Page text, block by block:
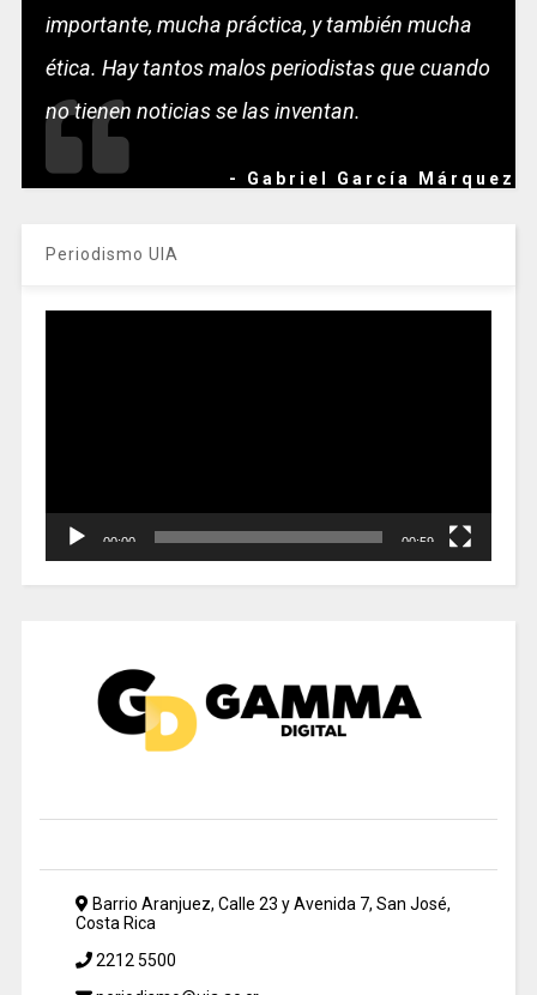
importante, mucha práctica, y también mucha
ética. Hay tantos malos periodistas que cuando
no tienen noticias se las inventan.
- Gabriel García Márquez
Periodismo UIA
00:00 00:59
Barrio Aranjuez, Calle 23 y Avenida 7, San José,
Costa Rica
2212 5500